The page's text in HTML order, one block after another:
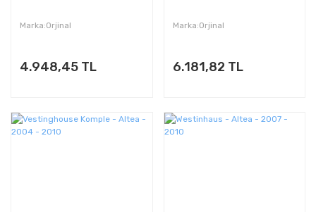
Marka:Orjinal
4.948,45 TL
Marka:Orjinal
6.181,82 TL